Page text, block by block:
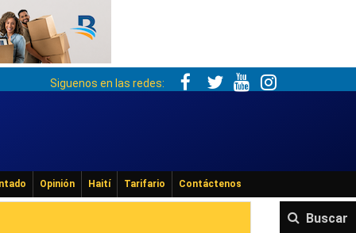
Siguenos en las redes:
Opinión Haití Tarifario Contáctenos
Buscar